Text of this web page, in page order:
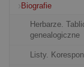
Biografie
Herbarze.
genealogiczne
Listy.